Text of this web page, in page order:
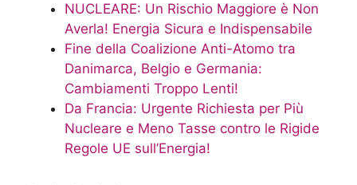
NUCLEARE: Un Rischio Maggiore è Non
Averla! Energia Sicura e Indispensabile
Fine della Coalizione Anti-Atomo tra
Danimarca, Belgio e Germania:
Cambiamenti Troppo Lenti!
Da Francia: Urgente Richiesta per Più
Nucleare e Meno Tasse contro le Rigide
Regole UE sull’Energia!